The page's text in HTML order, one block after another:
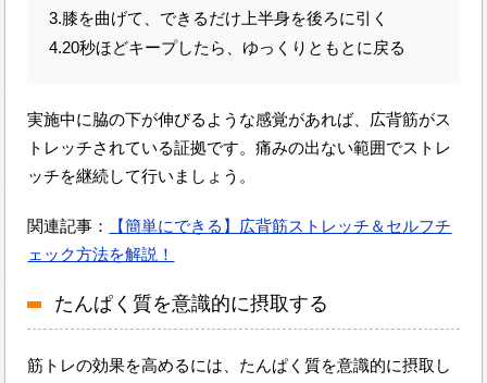
3.膝を曲げて、できるだけ上半身を後ろに引く
4.20秒ほどキープしたら、ゆっくりともとに戻る
実施中に脇の下が伸びるような感覚があれば、広背筋がス
トレッチされている証拠です。痛みの出ない範囲でストレ
ッチを継続して行いましょう。
関連記事：
【簡単にできる】広背筋ストレッチ＆セルフチ
ェック方法を解説！
たんぱく質を意識的に摂取する
筋トレの効果を高めるには、たんぱく質を意識的に摂取し